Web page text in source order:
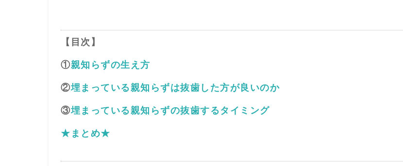
【目次】
①親知らずの生え方
②埋まっている親知らずは抜歯した方が良いのか
③埋まっている親知らずの抜歯するタイミング
★まとめ★